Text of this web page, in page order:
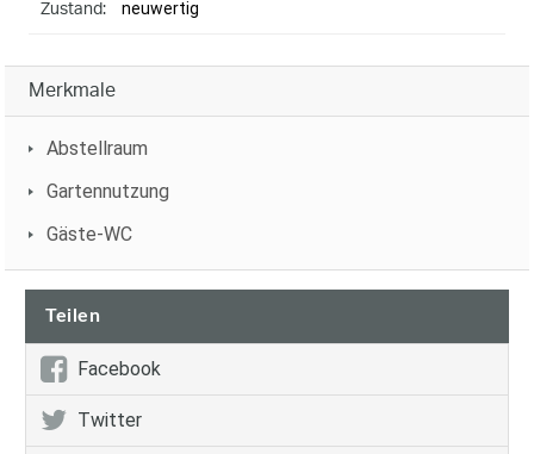
Zustand: neuwertig
Merkmale
Abstellraum
Gartennutzung
Gäste-WC
Teilen
Facebook
Twitter